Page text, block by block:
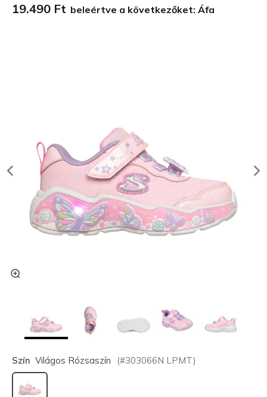
19.490 Ft beleértve a következőket: Áfa
Szín Világos Rózsaszín (#303066N LPMT)